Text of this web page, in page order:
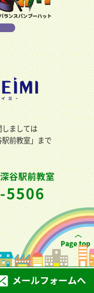
ましては
前教室」まで
谷駅前教室
5506
Rights Reserved.